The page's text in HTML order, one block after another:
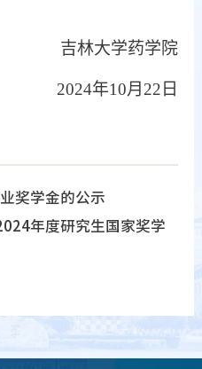
吉林大学药学院
2024年10月 22日
奖学金的公示
年度研究生国家奖学